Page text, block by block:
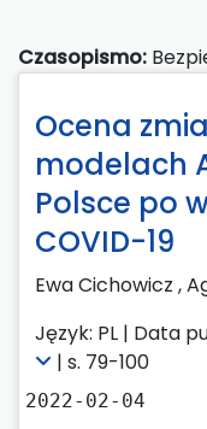
Czasopismo:
Ocena
modelach
Polsce po
COVID-19
Ewa Cichowicz ,
Język: PL | Data
| s. 79-100
2022-02-04